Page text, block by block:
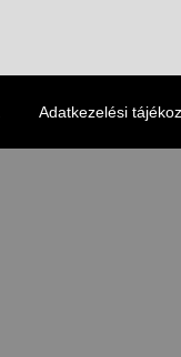
Adatkezelési